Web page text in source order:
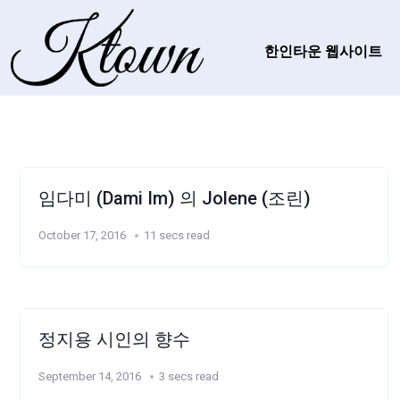
한인타운 웹사이트
임다미 (Dami Im) 의 Jolene (조린)
October 17, 2016 11 secs read
정지용 시인의 향수
September 14, 2016 3 secs read